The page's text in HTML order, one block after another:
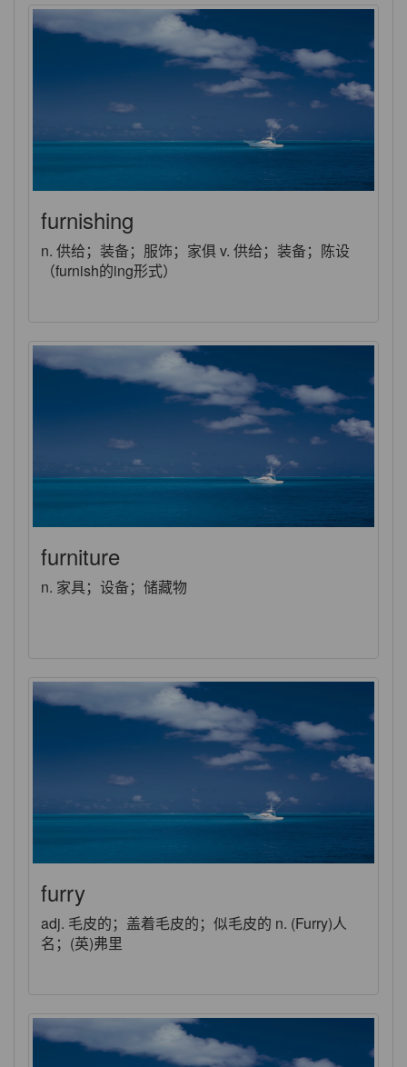
furnishing
n. 供给；装备；服饰；家俱 v. 供给；装备；陈设
（furnish的ing形式）
furniture
n. 家具；设备；储藏物
furry
adj. 毛皮的；盖着毛皮的；似毛皮的 n. (Furry)人
名；(英)弗里